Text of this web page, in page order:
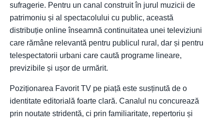
sufragerie. Pentru un canal construit în jurul muzicii de
patrimoniu și al spectacolului cu public, această
distribuție online înseamnă continuitatea unei televiziuni
care rămâne relevantă pentru publicul rural, dar și pentru
telespectatorii urbani care caută programe lineare,
previzibile și ușor de urmărit.
Poziționarea Favorit TV pe piață este susținută de o
identitate editorială foarte clară. Canalul nu concurează
prin noutate stridentă, ci prin familiaritate, repertoriu și